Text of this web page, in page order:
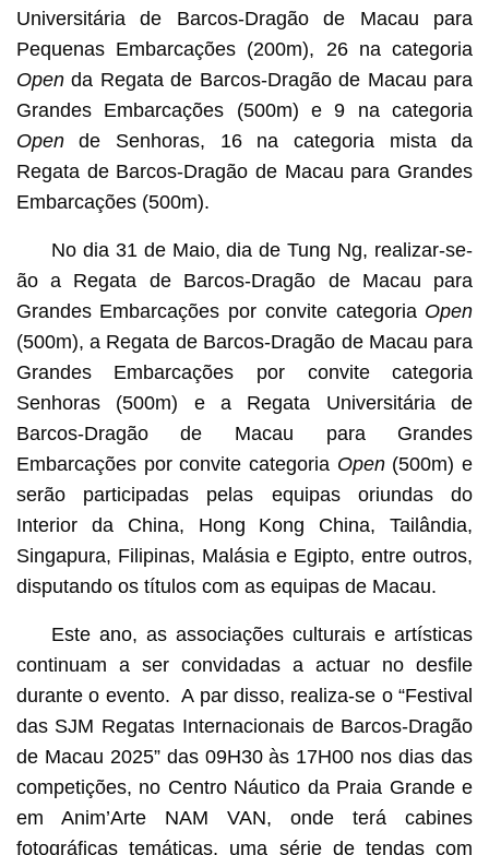
Universitária de Barcos-Dragão de Macau para
Pequenas Embarcações (200m), 26 na categoria
Openda Regata de Barcos-Dragão de Macau para
Grandes Embarcações (500m) e 9 na categoria
Opende Senhoras, 16 na categoria mista da
Regata de Barcos-Dragão de Macau para Grandes
Embarcações (500m).
No dia 31 de Maio, dia de Tung Ng, realizar-se-
ão a Regata de Barcos-Dragão de Macau para
Grandes Embarcações por convite categoria Open
(500m), a Regata de Barcos-Dragão de Macau para
Grandes Embarcações por convite categoria
Senhoras (500m) e a Regata Universitária de
Barcos-Dragão de Macau para Grandes
Embarcações por convite categoria Open(500m) e
serão participadas pelas equipas oriundas do
Interior da China, Hong Kong China, Tailândia,
Singapura, Filipinas, Malásia e Egipto, entre outros,
disputando os títulos com as equipas de Macau.
Este ano, as associações culturais e artísticas
continuam a ser convidadas a actuar no desfile
durante o evento. A par disso, realiza-se o “Festival
das SJM Regatas Internacionais de Barcos-Dragão
de Macau 2025” das 09H30 às 17H00 nos dias das
competições, no Centro Náutico da Praia Grande e
em Anim’Arte NAM VAN, onde terá cabines
fotográficas temáticas, uma série de tendas com